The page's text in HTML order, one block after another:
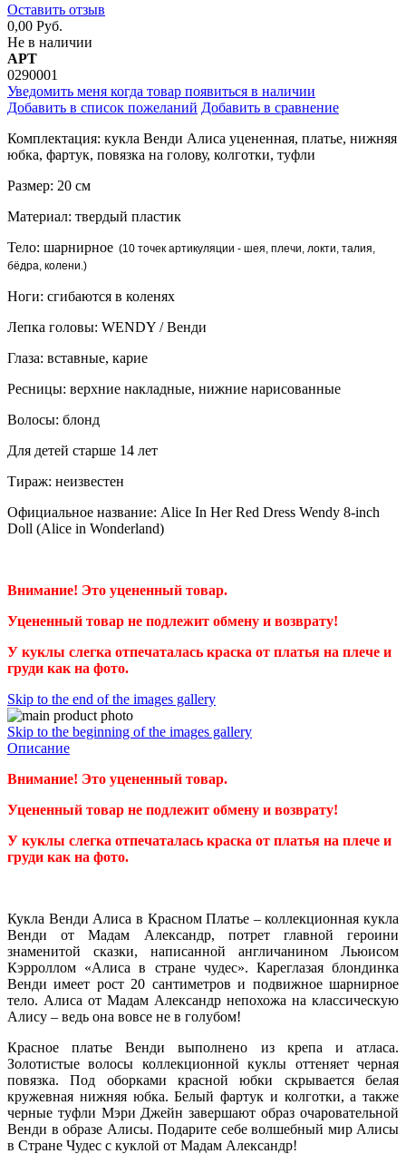
Оставить отзыв
0,00 Руб.
Не в наличии
АРТ
0290001
Уведомить меня когда товар появиться в наличии
Добавить в список пожеланий Добавить в сравнение
Комплектация: кукла Венди Алиса уцененная, платье, нижняя
юбка, фартук, повязка на голову, колготки, туфли
Размер: 20 см
Материал: твердый пластик
Тело: шарнирное (10 точек артикуляции - шея, плечи, локти, талия,
бёдра, колени.)
Ноги: сгибаются в коленях
Лепка головы: WENDY / Венди
Глаза: вставные, карие
Ресницы: верхние накладные, нижние нарисованные
Волосы: блонд
Для детей старше 14 лет
Тираж: неизвестен
Официальное название: Alice In Her Red Dress Wendy 8-inch
Doll (Alice in Wonderland)
Внимание! Это уцененный товар.
Уцененный товар не подлежит обмену и возврату!
У куклы слегка отпечаталась краска от платья на плече и
груди как на фото.
Skip to the end of the images gallery
Skip to the beginning of the images gallery
Описание
Внимание! Это уцененный товар.
Уцененный товар не подлежит обмену и возврату!
У куклы слегка отпечаталась краска от платья на плече и
груди как на фото.
Кукла Венди Алиса в Красном Платье – коллекционная кукла
Венди от Мадам Александр, потрет главной героини
знаменитой сказки, написанной англичанином Льюисом
Кэрроллом «Алиса в стране чудес». Кареглазая блондинка
Венди имеет рост 20 сантиметров и подвижное шарнирное
тело. Алиса от Мадам Александр непохожа на классическую
Алису – ведь она вовсе не в голубом!
Красное платье Венди выполнено из крепа и атласа.
Золотистые волосы коллекционной куклы оттеняет черная
повязка. Под оборками красной юбки скрывается белая
кружевная нижняя юбка. Белый фартук и колготки, а также
черные туфли Мэри Джейн завершают образ очаровательной
Венди в образе Алисы. Подарите себе волшебный мир Алисы
в Стране Чудес с куклой от Мадам Александр!